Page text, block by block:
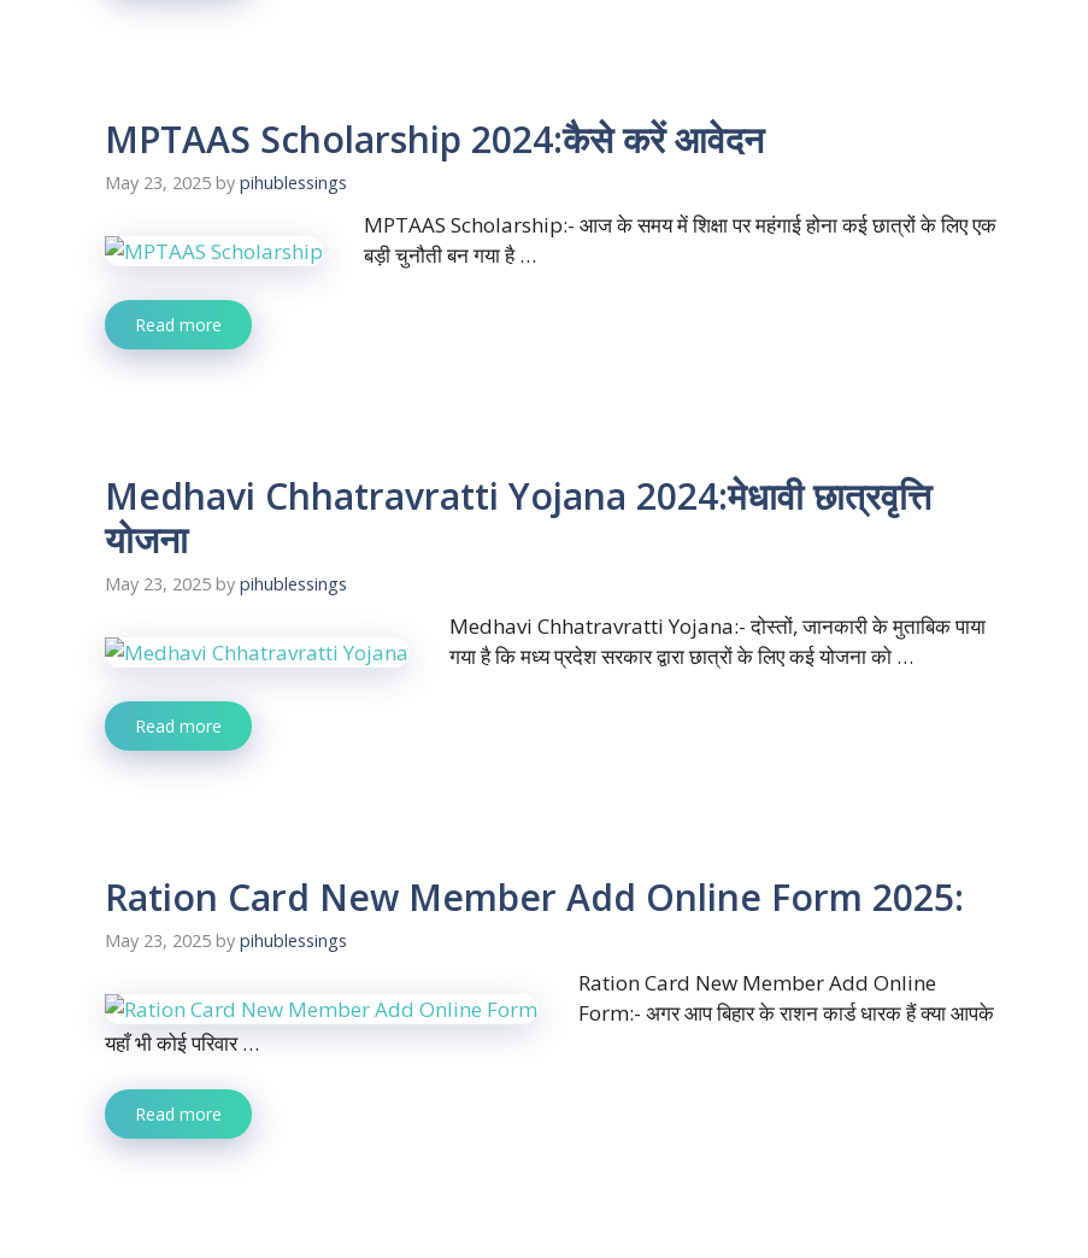
MPTAAS Scholarship 2024:कैसे करें आवेदन
May 23, 2025 by pihublessings
MPTAAS Scholarship:- आज के समय में शिक्षा पर महंगाई होना कई छात्रों के लिए एक
बड़ी चुनौती बन गया है …
Read more
Medhavi Chhatravratti Yojana 2024:मेधावी छात्रवृत्ति
योजना
May 23, 2025 by pihublessings
Medhavi Chhatravratti Yojana:- दोस्तों, जानकारी के मुताबिक पाया
गया है कि मध्य प्रदेश सरकार द्वारा छात्रों के लिए कई योजना को …
Read more
Ration Card New Member Add Online Form 2025:
May 23, 2025 by pihublessings
Ration Card New Member Add Online
Form:- अगर आप बिहार के राशन कार्ड धारक हैं क्या आपके
यहाँ भी कोई परिवार …
Read more